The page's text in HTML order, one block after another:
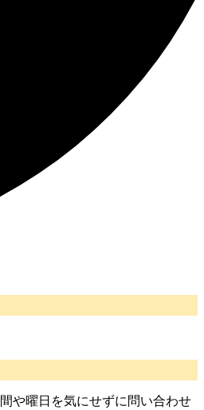
や曜日を気にせずに問い合わせ